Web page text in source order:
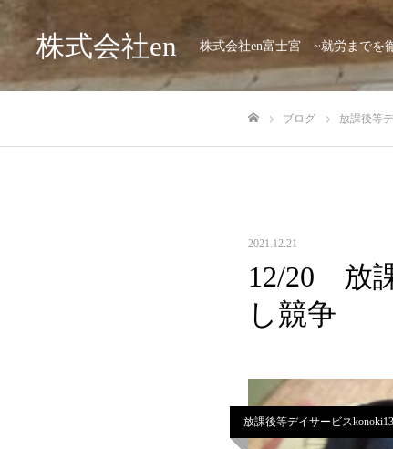
株式会社en 株式会社en富士宮 ~就労までを
ブログ 放課後等
2021.12.21
12/20 放
し競争
放課後等デイサービス